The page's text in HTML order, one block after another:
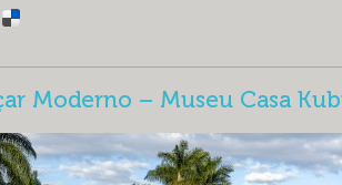
Moderno – Museu Casa